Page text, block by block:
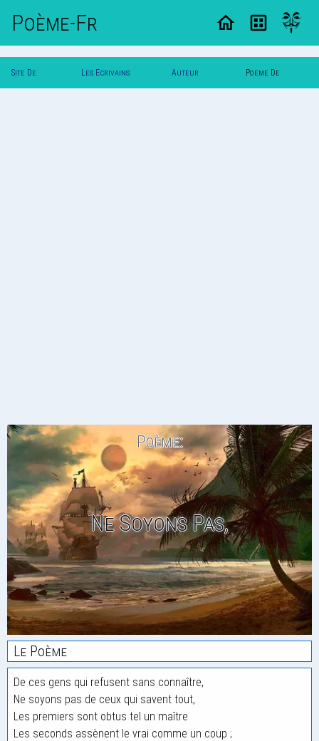
Poème-Fr
Site De Les Ecrivains Auteur Poeme De
Poème:
Ne Soyons Pas,
Le Poème
De ces gens qui refusent sans connaître,
Ne soyons pas de ceux qui savent tout,
Les premiers sont obtus tel un maître
Les seconds assènent le vrai comme un coup ;